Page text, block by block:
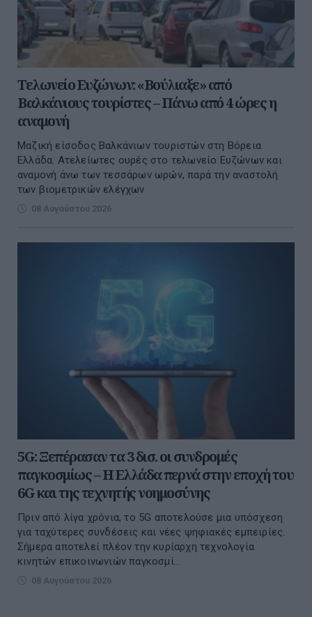
Τελωνείο Ευζώνων: «Βούλιαξε» από
Βαλκάνιους τουρίστες – Πάνω από 4 ώρες η
αναμονή
Μαζική είσοδος Βαλκάνιων τουριστών στη Βόρεια
Ελλάδα. Ατελείωτες ουρές στο τελωνείο Ευζώνων και
αναμονή άνω των τεσσάρων ωρών, παρά την αναστολή
των βιομετρικών ελέγχων
08 Αυγούστου 2026
5G: Ξεπέρασαν τα 3 δισ. οι συνδρομές
παγκοσμίως – Η Ελλάδα περνά στην εποχή του
6G και της τεχνητής νοημοσύνης
Πριν από λίγα χρόνια, το 5G αποτελούσε μια υπόσχεση
για ταχύτερες συνδέσεις και νέες ψηφιακές εμπειρίες.
Σήμερα αποτελεί πλέον την κυρίαρχη τεχνολογία
κινητών επικοινωνιών παγκοσμί...
08 Αυγούστου 2026